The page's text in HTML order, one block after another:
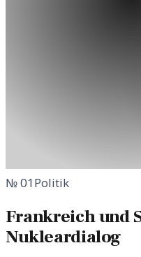
№01Politik
Frankreich und
Nukleardialog